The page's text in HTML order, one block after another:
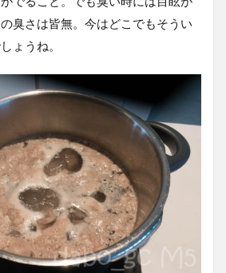
臭さは皆無。今はどこでもそうい
ょうね。